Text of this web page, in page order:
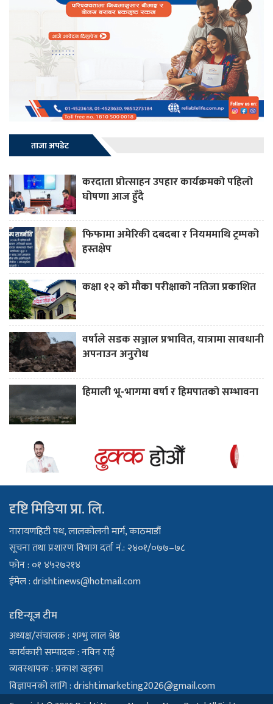
ताजा अपडेट
करदाता प्रोत्साहन उपहार कार्यक्रमको पहिलो
घोषणा आज हुँदै
फिफामा अमेरिकी दबदबा र नियममाथि ट्रम्पको
हस्तक्षेप
कक्षा १२ को मौका परीक्षाको नतिजा प्रकाशित
वर्षाले सडक सञ्जाल प्रभावित, यात्रामा सावधानी
अपनाउन अनुरोध
हिमाली भू-भागमा वर्षा र हिमपातको सम्भावना
दृष्टि मिडिया प्रा. लि.
नारायणहिटी पथ, लालकोलनी मार्ग, काठमाडौं
सूचना तथा प्रशारण विभाग दर्ता नं.: २४०१/०७७–७८
फोन : ०१ ४५२७२१४
ईमेल :drishtinews@hotmail.com
दृष्टिन्यूज टीम
अध्यक्ष/संचालक : शम्भु लाल श्रेष्ठ
कार्यकारी सम्पादक : नविन राई
व्यवस्थापक : प्रकाश खड्का
विज्ञापनको लागि :drishtimarketing2026@gmail.com